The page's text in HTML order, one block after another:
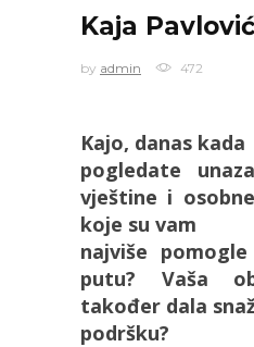
Kaja Pavlović
by admin 472
Kajo, danas kada
pogledate
vještine i
koje su vam
najviše
putu? Vaša
također dala
podršku?